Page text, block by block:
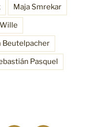
Maja Smrekar
Beutelpacher
Pasquel